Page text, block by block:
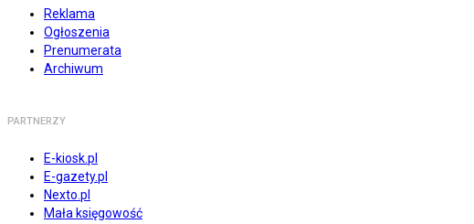
Reklama
Ogłoszenia
Prenumerata
Archiwum
PARTNERZY
E-kiosk.pl
E-gazety.pl
Nexto.pl
Mała księgowość